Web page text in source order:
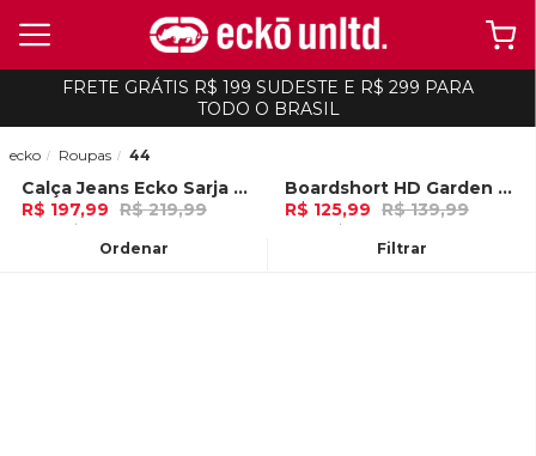
FRETE GRÁTIS R$ 199 SUDESTE E R$ 299 PARA
TODO O BRASIL
Ordenar Filtrar
ecko Roupas 44
-10%Calça Jeans Ecko Sarja Color Preta
R$ 197,99 R$ 219,99
6x de R$ 32,99 Ou
-10%Boardshort HD Garden Laranja
R$ 125,99 R$ 139,99
4x de R$ 31,49 Ou